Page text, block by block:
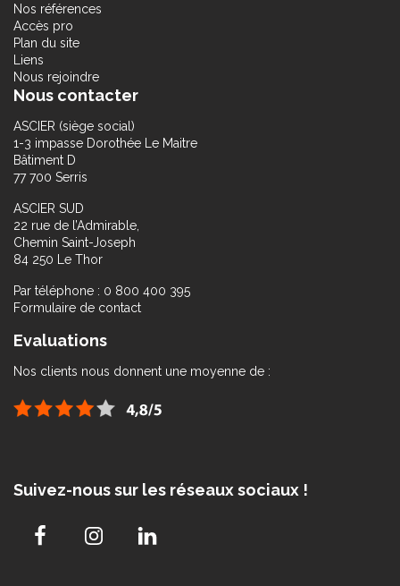
Nos références
Accès pro
Plan du site
Liens
Nous rejoindre
Nous contacter
ASCIER (siège social)
1-3 impasse Dorothée Le Maitre
Bâtiment D
77 700 Serris
ASCIER SUD
22 rue de l’Admirable,
Chemin Saint-Joseph
84 250 Le Thor
Par téléphone : 0 800 400 395
Formulaire de contact
Evaluations
Nos clients nous donnent une moyenne de :
Suivez-nous sur les réseaux sociaux !